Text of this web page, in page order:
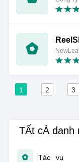
1 2 3
TẤt cẢ danh
Tác vụ